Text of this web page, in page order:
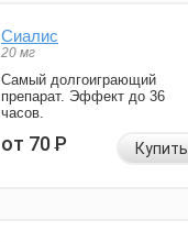
Сиалис
20 мг
Самый долгоиграющий
препарат. Эффект до 36
часов.
от 70Р Купить